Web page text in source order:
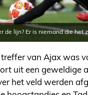
de lijn? Er is niemand die het
treffer van Ajax was
uit een geweldige
het veld werden